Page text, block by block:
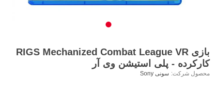
بازی RIGS Mechanized Combat League VR
کارکرده - پلی استیشن وی آر
محصول شرکت: سونی Sony